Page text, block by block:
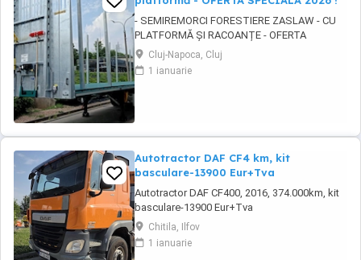
- SEMIREMORCI FORESTIERE ZASLAW - CU
PLATFORMĂ ȘI RACOANȚE - OFERTA
SPECIALĂ 2026 !! - VEHICULE NOI ( 2025 ) -
VEHICULE PE STOC SAU ÎN FABRICAȚIE
ZASLAW !! DESCRIERE: - Semiremorci
...
Cluj-Napoca, Cluj
1 ianuarie
Autotractor DAF CF4 km, kit
basculare-13900 Eur+Tva
Autotractor DAF CF400, 2016, 374.000km, kit
basculare-13900 Eur+Tva
Chitila, Ilfov
1 ianuarie